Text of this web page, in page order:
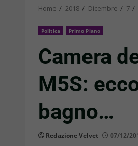
Home 2018 Dicembre 7
Politica Primo Piano
Camera
M5S:
bagno…
Redazione Velvet 07/12/